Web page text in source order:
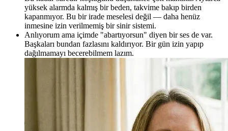
yüksek alarmda kalmış bir beden, takvime bakıp birden
kapanmıyor. Bu bir irade meselesi değil — daha henüz
inmesine izin verilmemiş bir sinir sistemi.
Anlıyorum ama içimde "abartıyorsun" diyen bir ses de var.
Başkaları bundan fazlasını kaldırıyor. Bir gün izin yapıp
dağılmamayı becerebilmem lazım.